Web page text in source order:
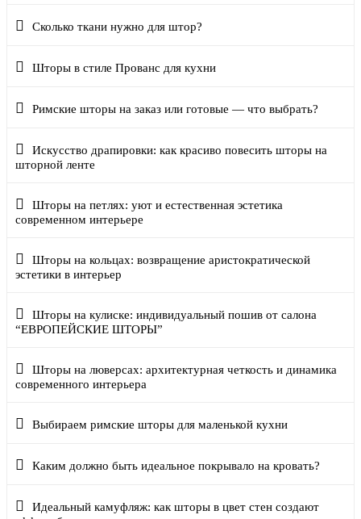
Сколько ткани нужно для штор?
Шторы в стиле Прованс для кухни
Римские шторы на заказ или готовые — что выбрать?
Искусство драпировки: как красиво повесить шторы на
шторной ленте
Шторы на петлях: уют и естественная эстетика
современном интерьере
Шторы на кольцах: возвращение аристократической
эстетики в интерьер
Шторы на кулиске: индивидуальный пошив от салона
“ЕВРОПЕЙСКИЕ ШТОРЫ”
Шторы на люверсах: архитектурная четкость и динамика
современного интерьера
Выбираем римские шторы для маленькой кухни
Каким должно быть идеальное покрывало на кровать?
Идеальный камуфляж: как шторы в цвет стен создают